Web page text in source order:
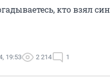
кто взял
19:53 2 214 1